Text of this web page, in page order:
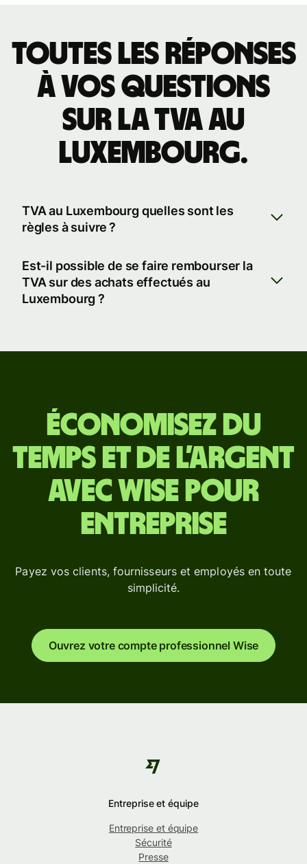
Toutes les réponses
à vos questions
sur la TVA au
Luxembourg.
TVA au Luxembourg quelles sont les
règles à suivre ?
Est-il possible de se faire rembourser la
TVA sur des achats effectués au
Luxembourg ?
Économisez du
temps et de l’argent
avec Wise pour
Entreprise
Payez vos clients, fournisseurs et employés en toute
simplicité.
Ouvrez votre compte professionnel Wise
Entreprise et équipe
Entreprise et équipe
Sécurité
Presse